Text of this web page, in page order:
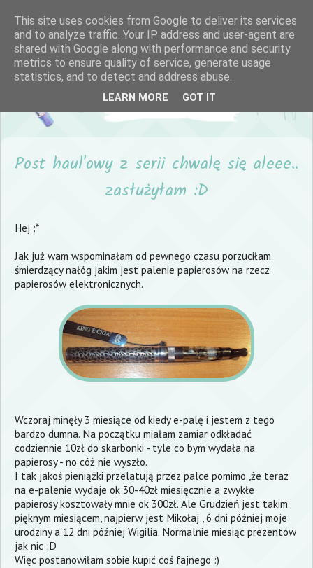
Post haul'owy z serii chwalę się aleee..
zasłużyłam :D
Hej :*
Jak już wam wspominałam od pewnego czasu porzuciłam
śmierdzący nałóg jakim jest palenie papierosów na rzecz
papierosów elektronicznych.
Wczoraj minęły 3 miesiące od kiedy e-palę i jestem z tego
bardzo dumna. Na początku miałam zamiar odkładać
codziennie 10zł do skarbonki - tyle co bym wydała na
papierosy - no cóż nie wyszło.
I tak jakoś pieniążki przelatują przez palce pomimo ,że teraz
na e-palenie wydaje ok 30-40zł miesięcznie a zwykłe
papierosy kosztowały mnie ok 300zł. Ale Grudzień jest takim
pięknym miesiącem, najpierw jest Mikołaj , 6 dni później moje
urodziny a 12 dni później Wigilia. Normalnie miesiąc prezentów
jak nic :D
Więc postanowiłam sobie kupić coś fajnego :)
This site uses cookies from Google to deliver its services
and to analyze traffic. Your IP address and user-agent are
shared with Google along with performance and security
metrics to ensure quality of service, generate usage
statistics, and to detect and address abuse.
LEARN MORE GOT IT